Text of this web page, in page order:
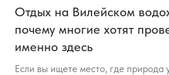
Отдых на Вилейском
почему многие хотят
именно здесь
Если вы ищете место, где природа